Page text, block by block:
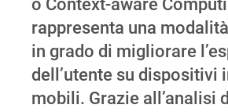
o Context-aware
rappresenta una
in grado di migliorare
dell’utente su dispositivi
mobili. Grazie all’analisi